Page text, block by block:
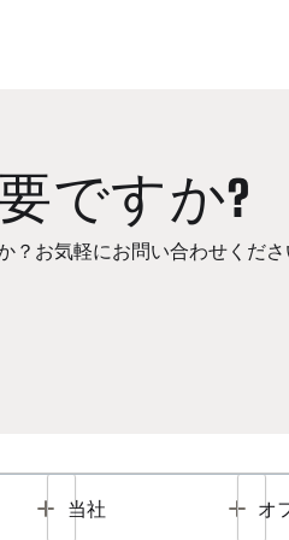
ですか?
？お気軽にお問い合わせくださ
Toggle
当社 オ